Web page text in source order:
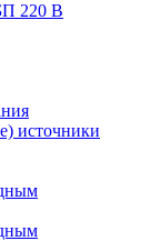
220 В
источники